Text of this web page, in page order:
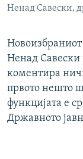
Ненад Савески,
Ненад
коментира
првото нешто
функцијата е
Државното